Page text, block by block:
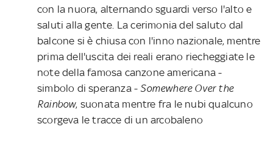
con la nuora, alternando sguardi verso l'alto e
saluti alla gente. La cerimonia del saluto dal
balcone si è chiusa con l'inno nazionale, mentre
prima dell'uscita dei reali erano riecheggiate le
note della famosa canzone americana -
simbolo di speranza -Somewhere Over the
Rainbow, suonata mentre fra le nubi qualcuno
scorgeva le tracce di un arcobaleno